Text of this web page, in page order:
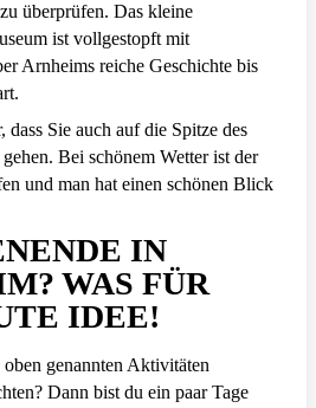
überprüfen. Das kleine
ist vollgestopft mit
Arnheims reiche Geschichte bis
dass Sie auch auf die Spitze des
Bei schönem Wetter ist der
und man hat einen schönen Blick
IN
WAS FÜR
IDEE!
genannten Aktivitäten
Dann bist du ein paar Tage